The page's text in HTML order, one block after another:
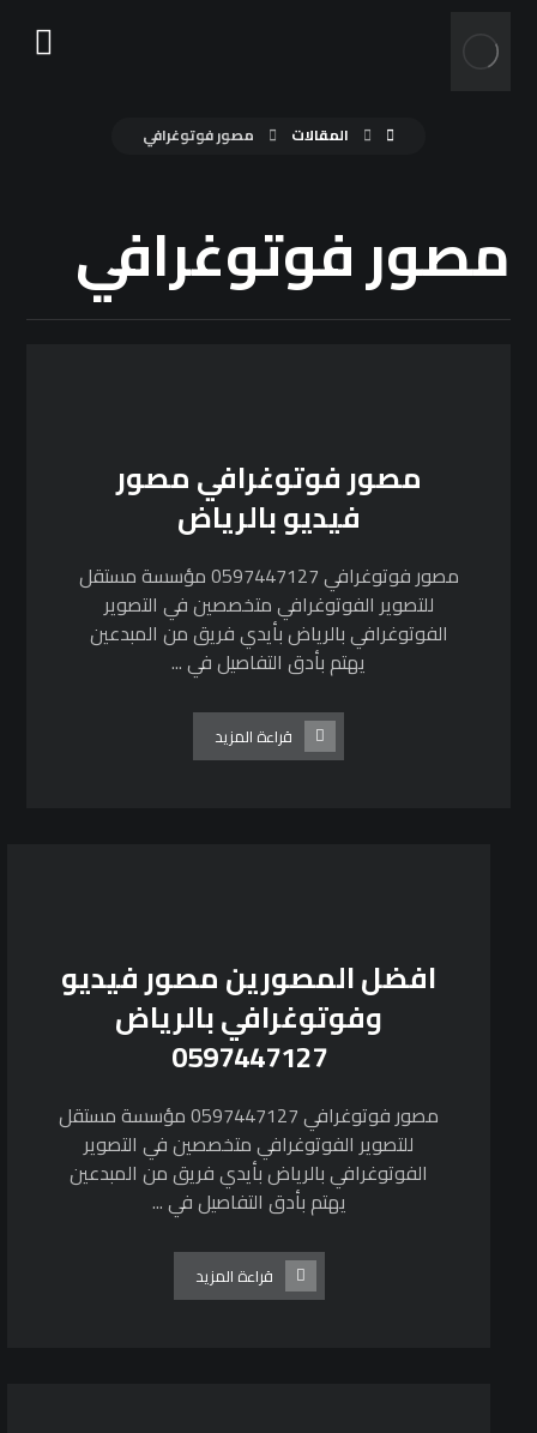
المقالات مصور فوتوغرافي
مصور فوتوغرافي
مصور فوتوغرافي مصور
فيديو بالرياض
مصور فوتوغرافي 0597447127 مؤسسة مستقل
للتصوير الفوتوغرافي متخصصين في التصوير
الفوتوغرافي بالرياض بأيدي فريق من المبدعين
يهتم بأدق التفاصيل في ...
قراءة المزيد
افضل المصورين مصور فيديو
وفوتوغرافي بالرياض
0597447127
مصور فوتوغرافي 0597447127 مؤسسة مستقل
للتصوير الفوتوغرافي متخصصين في التصوير
الفوتوغرافي بالرياض بأيدي فريق من المبدعين
يهتم بأدق التفاصيل في ...
قراءة المزيد